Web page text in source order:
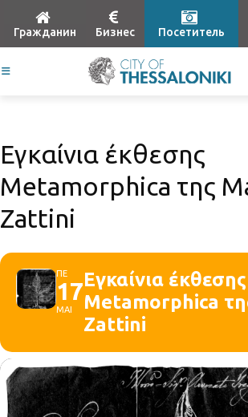
Гражданин Бизнес Посетитель
Εγκαίνια έκθεσης
Metamorphica της
Zattini
ΠΕ
17
ΜΑΙ
Εγκαίνια έκθεσης
Metamorphica
Zattini